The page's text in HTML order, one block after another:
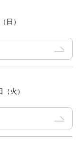
日）
火）